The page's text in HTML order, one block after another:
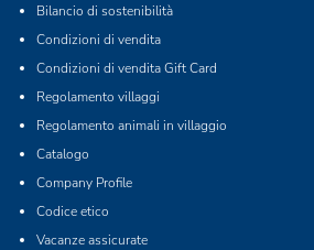
Bilancio di sostenibilità
Condizioni di vendita
Condizioni di vendita Gift Card
Regolamento villaggi
Regolamento animali in villaggio
Catalogo
Company Profile
Codice etico
Vacanze assicurate